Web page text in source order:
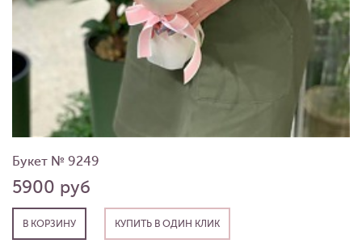
Букет № 9249
5900 руб
В КОРЗИНУ КУПИТЬ В ОДИН КЛИК